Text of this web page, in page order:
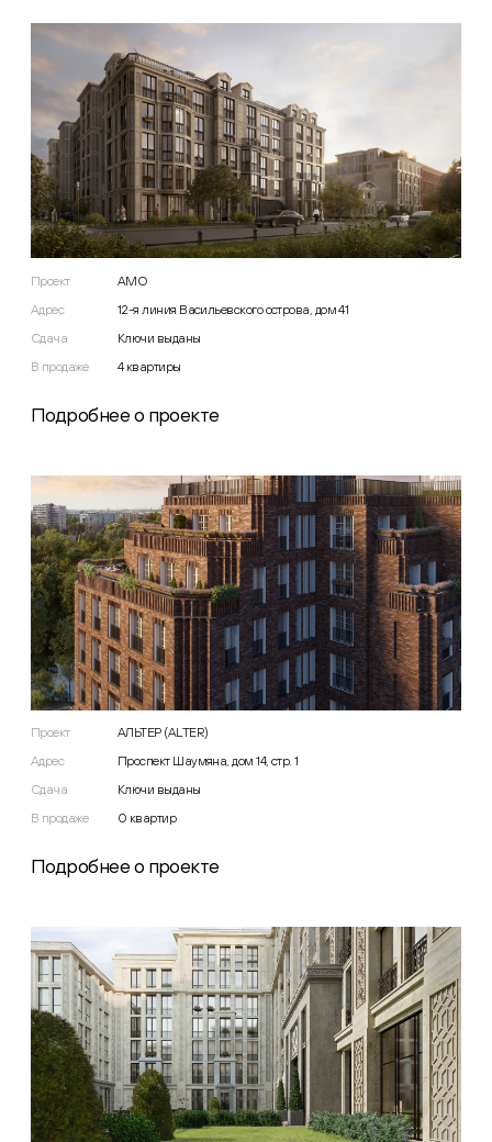
Проект
AMO
Адрес
12-я линия Васильевского острова, дом 41
Сдача
Ключи выданы
В продаже
4 квартиры
Подробнее о проекте
Проект
АЛЬТЕР (ALTER)
Адрес
Проспект Шаумяна, дом 14, стр. 1
Сдача
Ключи выданы
В продаже
0 квартир
Подробнее о проекте